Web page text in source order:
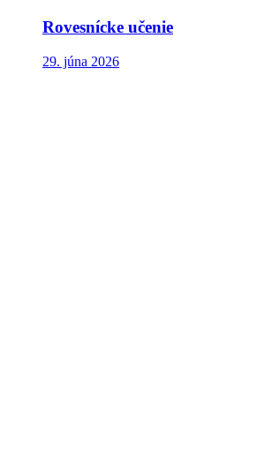
Rovesnícke učenie
29. júna 2026